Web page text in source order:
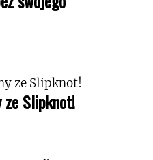
ze Slipknot!